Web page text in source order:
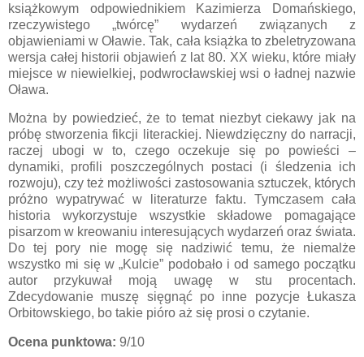
książkowym odpowiednikiem Kazimierza Domańskiego,
rzeczywistego „twórcę” wydarzeń związanych z
objawieniami w Oławie. Tak, cała książka to zbeletryzowana
wersja całej historii objawień z lat 80. XX wieku, które miały
miejsce w niewielkiej, podwrocławskiej wsi o ładnej nazwie
Oława.
Można by powiedzieć, że to temat niezbyt ciekawy jak na
próbę stworzenia fikcji literackiej. Niewdzięczny do narracji,
raczej ubogi w to, czego oczekuje się po powieści –
dynamiki, profili poszczególnych postaci (i śledzenia ich
rozwoju), czy też możliwości zastosowania sztuczek, których
próżno wypatrywać w literaturze faktu. Tymczasem cała
historia wykorzystuje wszystkie składowe pomagające
pisarzom w kreowaniu interesujących wydarzeń oraz świata.
Do tej pory nie mogę się nadziwić temu, że niemalże
wszystko mi się w „Kulcie” podobało i od samego początku
autor przykuwał moją uwagę w stu procentach.
Zdecydowanie muszę sięgnąć po inne pozycje Łukasza
Orbitowskiego, bo takie pióro aż się prosi o czytanie.
Ocena punktowa: 9/10